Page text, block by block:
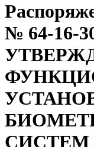
№ 64-16-
СИСТЕМ